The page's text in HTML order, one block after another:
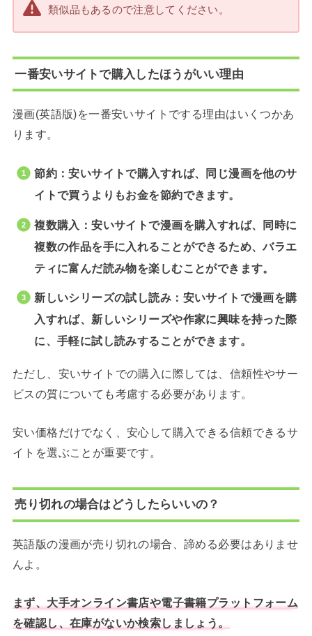
類似品もあるので注意してください。
一番安いサイトで購入したほうがいい理由
漫画(英語版)を一番安いサイトでする理由はいくつかあ
ります。
節約：安いサイトで購入すれば、同じ漫画を他のサ
イトで買うよりもお金を節約できます。
複数購入：安いサイトで漫画を購入すれば、同時に
複数の作品を手に入れることができるため、バラエ
ティに富んだ読み物を楽しむことができます。
新しいシリーズの試し読み：安いサイトで漫画を購
入すれば、新しいシリーズや作家に興味を持った際
に、手軽に試し読みすることができます。
ただし、安いサイトでの購入に際しては、信頼性やサー
ビスの質についても考慮する必要があります。
安い価格だけでなく、安心して購入できる信頼できるサ
イトを選ぶことが重要です。
売り切れの場合はどうしたらいいの？
英語版の漫画が売り切れの場合、諦める必要はありませ
んよ。
まず、大手オンライン書店や電子書籍プラットフォーム
を確認し、在庫がないか検索しましょう。